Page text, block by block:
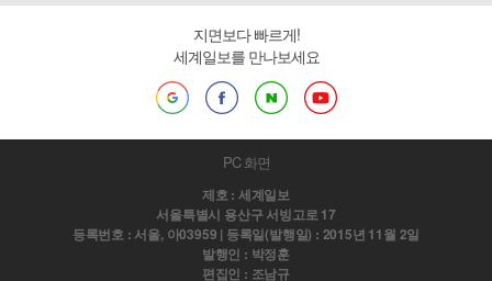
지면보다 빠르게!
세계일보를 만나보세요
PC 화면
제호 : 세계일보
서울특별시 용산구 서빙고로 17
등록번호 : 서울, 아03959 | 등록일(발행일) : 2015년 11월 2일
발행인 : 박정훈
편집인 : 조남규